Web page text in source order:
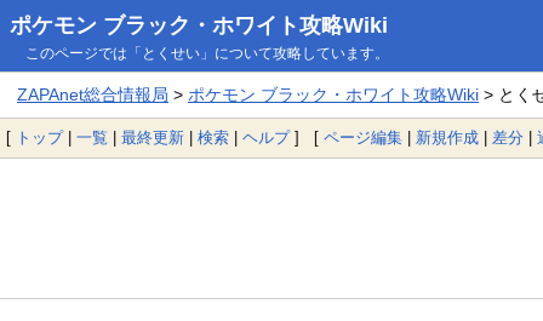
ポケモン ブラック・ホワイト攻略Wiki
このページでは「とくせい」について攻略しています。
ZAPAnet総合情報局 > ポケモン ブラック・ホワイト攻略Wiki> とく
[ トップ| 一覧 | 最終更新 | 検索 | ヘルプ] [ ページ編集 | 新規作成 | 差分 |